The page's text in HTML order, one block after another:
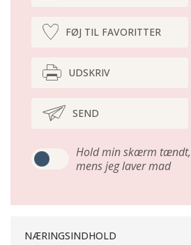
FØJ TIL FAVORITTER
UDSKRIV
SEND
Hold min skærm tændt,
mens jeg laver mad
NÆRINGSINDHOLD